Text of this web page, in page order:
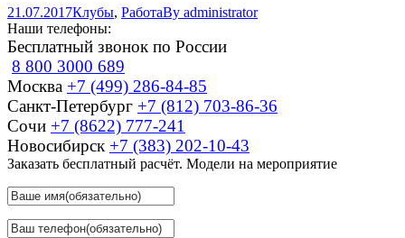
21.07.2017Клубы, РаботаBy administrator
Наши телефоны:
Бесплатный звонок по России
8 800 3000 689
Москва +7 (499) 286-84-85
Санкт-Петербург +7 (812) 703-86-36
Сочи +7 (8622) 777-241
Новосибирск +7 (383) 202-10-43
Заказать бесплатный расчёт. Модели на мероприятие